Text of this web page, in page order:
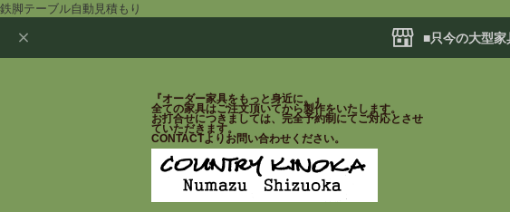
鉄脚テーブル自動見積もり
■只今の大型
『オーダー家具をもっと身近に。』
全ての家具はご注文頂いてから製作をいたします。
お打合せにつきましては、完全予約制にてご対応とさせ
ていただきます。
CONTACTよりお問い合わせください。